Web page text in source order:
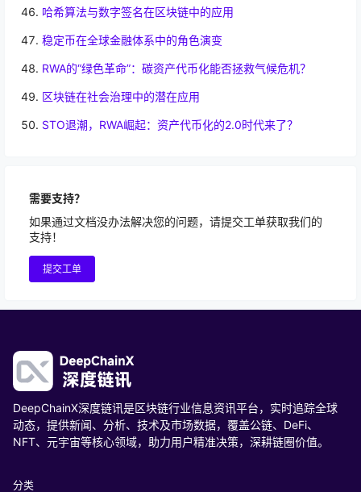
哈希算法与数字签名在区块链中的应用
稳定币在全球金融体系中的角色演变
RWA的“绿色革命”：碳资产代币化能否拯救气候危机？
区块链在社会治理中的潜在应用
STO退潮，RWA崛起：资产代币化的2.0时代来了？
需要支持？
如果通过文档没办法解决您的问题，请提交工单获取我们的
支持！
提交工单
DeepChainX深度链讯是区块链行业信息资讯平台，实时追踪全球
动态，提供新闻、分析、技术及市场数据，覆盖公链、DeFi、
NFT、元宇宙等核心领域，助力用户精准决策，深耕链圈价值。
分类